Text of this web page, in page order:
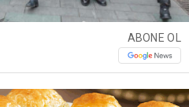
ABONE OL